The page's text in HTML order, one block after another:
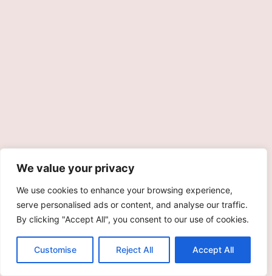
We value your privacy
We use cookies to enhance your browsing experience,
serve personalised ads or content, and analyse our traffic.
By clicking "Accept All", you consent to our use of cookies.
Customise Reject All Accept All